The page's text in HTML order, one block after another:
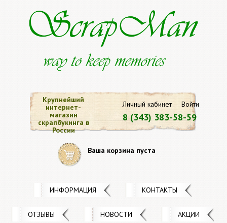
Личный кабинет Войти
8 (343) 383-58-59
Крупнейший
интернет-
магазин
скрапбукинга в
России
Ваша корзина пуста
ИНФОРМАЦИЯ КОНТАКТЫ
ОТЗЫВЫ НОВОСТИ АКЦИИ